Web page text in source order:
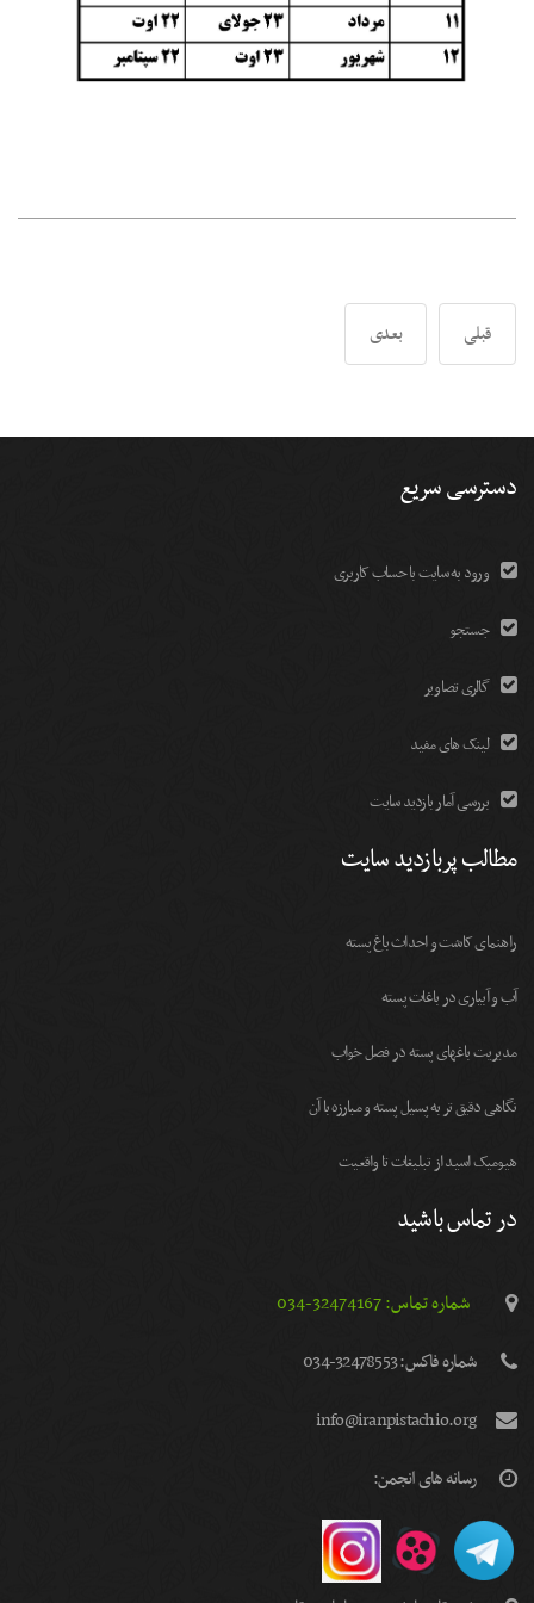
قبلی بعدی
دسترسی سریع
ورود به سایت با حساب کاربری
جستجو
گالری تصاویر
لینک های مفید
بررسی آمار بازدید سایت
مطالب پربازدید سایت
راهنمای کاشت و احداث باغ پسته
آب و آبیاری در باغات پسته
مديريت باغهای پسته در فصل خواب
نگاهی دقیق تر به پسیل پسته و مبارزه با آن
هیومیک اسید از تبلیغات تا واقعیت
در تماس باشید
شماره تماس: 32474167-034
شماره فاكس: 32478553-034
info@iranpistachio.org
رسانه های انجمن: